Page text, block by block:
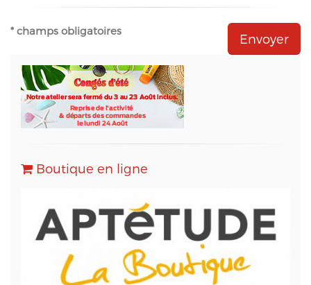
récipiendaire des formulaires,
- Natural-net (www.natural-net.fr) en qualité
- Kiubi (www.kiubi.com) en qualité d'opérateur
technique du site web,
- OVH (www.ovh.com) en qualité d'hébergeur du
site web,
- Sarbacane (www.sarbacane.com) en tant que
d'Emailing, Newsletters, SMS, Emails
Transactionnels (SMTP) et pour le Marketing
Automation.
Conformément à la loi « informatique et libertés »,
vous pouvez exercer votre droit d'accès aux
données vous concernant et les faire rectifier en
contactant M. Christophe PATRY, responsable
technique web et des données informatiques, au
* champs obligatoires
Boutique en ligne